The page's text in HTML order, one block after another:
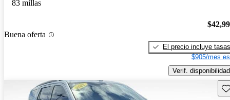
83 millas
Buena oferta
El precio incluye tasas
$905/mes
Verif. disponibilidad